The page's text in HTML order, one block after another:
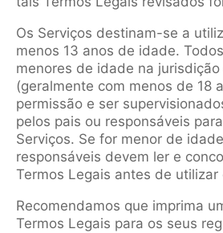
Os Serviços destinam-se a
menos 13 anos de idade.
menores de idade na
(geralmente com menos de 18
permissão e ser
pelos pais ou responsáveis
Serviços. Se for menor de
responsáveis devem ler e
Termos Legais antes de utilizar
Recomendamos que imprima
Termos Legais para os seus